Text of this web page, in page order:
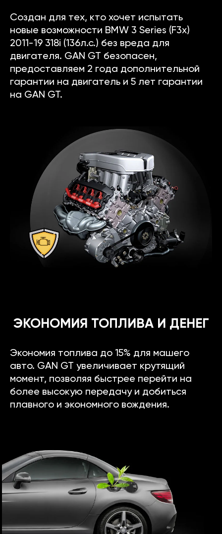
Создан для тех, кто хочет испытать
новые возможности BMW 3 Series (F3x)
2011-19 318i (136л.с.) без вреда для
двигателя. GAN GT безопасен,
предоставляем 2 года дополнительной
гарантии на двигатель и 5 лет гарантии
на GAN GT.
ЭКОНОМИЯ ТОПЛИВА И ДЕНЕГ
Экономия топлива до 15% для машего
авто. GAN GT увеличивает крутящий
момент, позволяя быстрее перейти на
более высокую передачу и добиться
плавного и экономного вождения.